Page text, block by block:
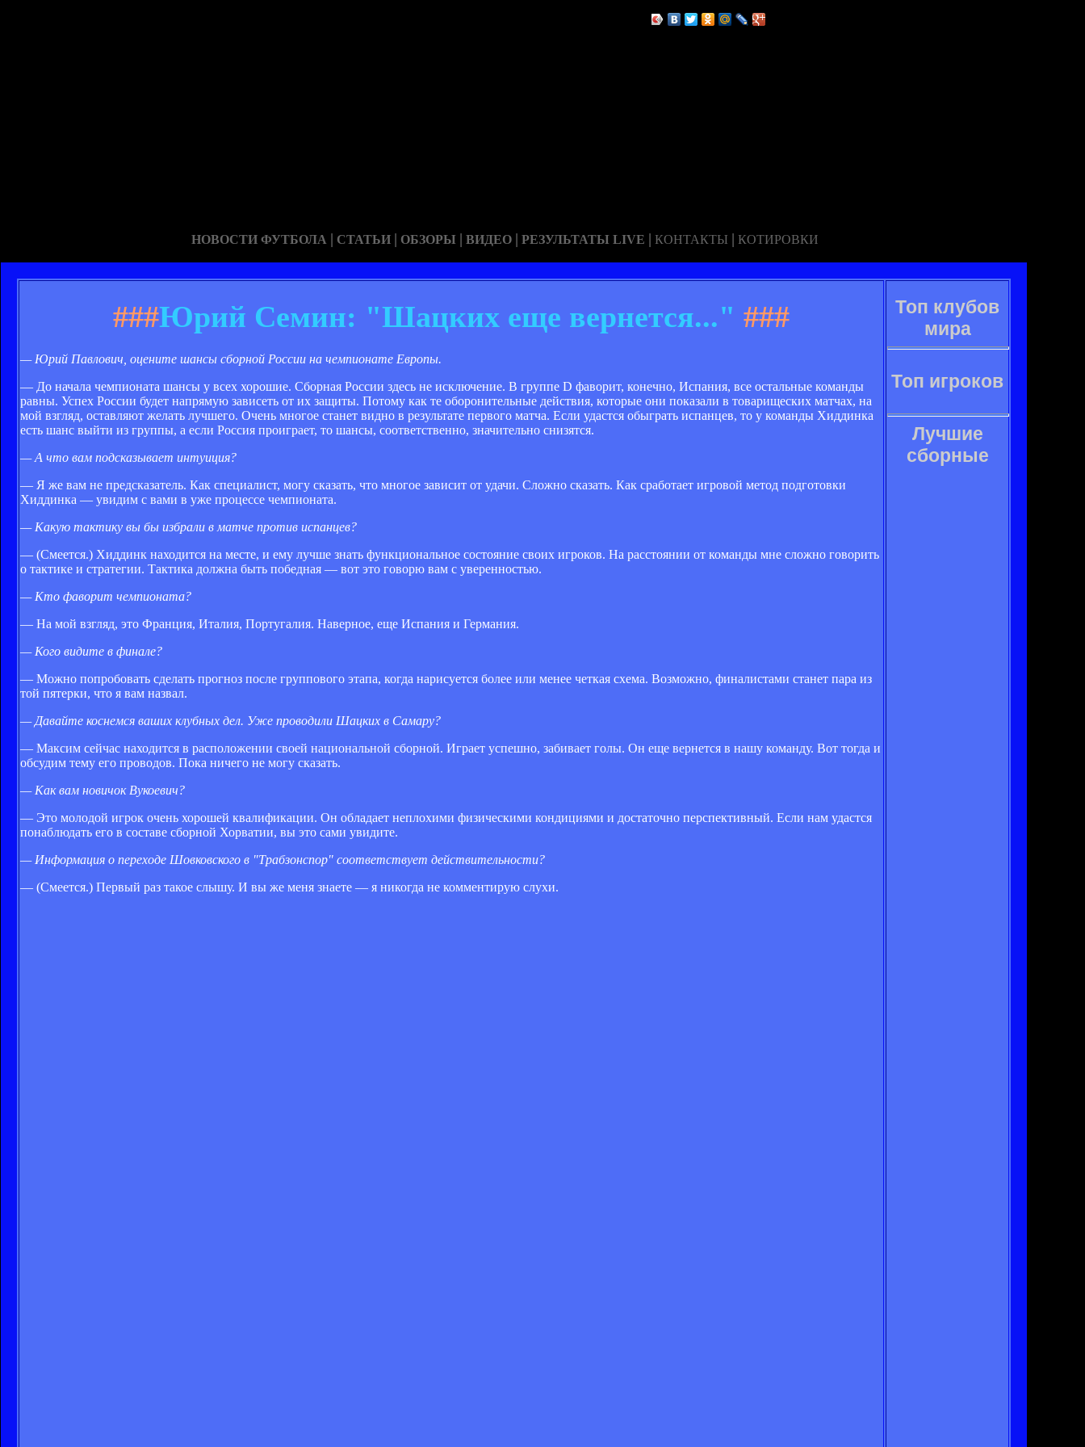
НОВОСТИ ФУТБОЛА | СТАТЬИ | ОБЗОРЫ | ВИДЕО | РЕЗУЛЬТАТЫ LIVE | КОНТАКТЫ | КОТИРОВКИ
###Юрий Семин: "Шацких еще вернется..." ###
— Юрий Павлович, оцените шансы сборной России на чемпионате Европы.
— До начала чемпионата шансы у всех хорошие. Сборная России здесь не исключение. В группе D фаворит, конечно, Испания, все остальные команды
равны. Успех России будет напрямую зависеть от их защиты. Потому как те оборонительные действия, которые они показали в товарищеских матчах, на
мой взгляд, оставляют желать лучшего. Очень многое станет видно в результате первого матча. Если удастся обыграть испанцев, то у команды Хиддинка
есть шанс выйти из группы, а если Россия проиграет, то шансы, соответственно, значительно снизятся.
— А что вам подсказывает интуиция?
— Я же вам не предсказатель. Как специалист, могу сказать, что многое зависит от удачи. Сложно сказать. Как сработает игровой метод подготовки
Хиддинка — увидим с вами в уже процессе чемпионата.
— Какую тактику вы бы избрали в матче против испанцев?
— (Смеется.) Хиддинк находится на месте, и ему лучше знать функциональное состояние своих игроков. На расстоянии от команды мне сложно говорить
о тактике и стратегии. Тактика должна быть победная — вот это говорю вам с уверенностью.
— Кто фаворит чемпионата?
— На мой взгляд, это Франция, Италия, Португалия. Наверное, еще Испания и Германия.
— Кого видите в финале?
— Можно попробовать сделать прогноз после группового этапа, когда нарисуется более или менее четкая схема. Возможно, финалистами станет пара из
той пятерки, что я вам назвал.
— Давайте коснемся ваших клубных дел. Уже проводили Шацких в Самару?
— Максим сейчас находится в расположении своей национальной сборной. Играет успешно, забивает голы. Он еще вернется в нашу команду. Вот тогда и
обсудим тему его проводов. Пока ничего не могу сказать.
— Как вам новичок Вукоевич?
— Это молодой игрок очень хорошей квалификации. Он обладает неплохими физическими кондициями и достаточно перспективный. Если нам удастся
понаблюдать его в составе сборной Хорватии, вы это сами увидите.
— Информация о переходе Шовковского в "Трабзонспор" соответствует действительности?
— (Смеется.) Первый раз такое слышу. И вы же меня знаете — я никогда не комментирую слухи.
Топ клубов
мира
Топ игроков
Лучшие
сборные